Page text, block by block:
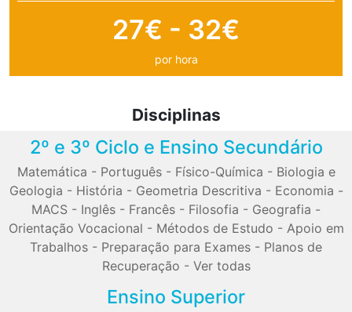
27€ - 32€
por hora
Disciplinas
2º e 3º Ciclo e Ensino Secundário
Matemática - Português- Físico-Química - Biologia e
Geologia - História - Geometria Descritiva - Economia -
MACS - Inglês - Francês - Filosofia - Geografia -
Orientação Vocacional - Métodos de Estudo - Apoio em
Trabalhos - Preparação para Exames - Planos de
Recuperação - Ver todas
Ensino Superior